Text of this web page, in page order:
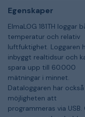
Egenskaper
ElmaLOG 181TH loggar
temperatur och relativ
luftfuktighet. Loggaren
inbyggt realtidsur och
spara upp till 60.000
mätningar i minnet.
Dataloggaren har också
möjligheten att
programmeras via USB.